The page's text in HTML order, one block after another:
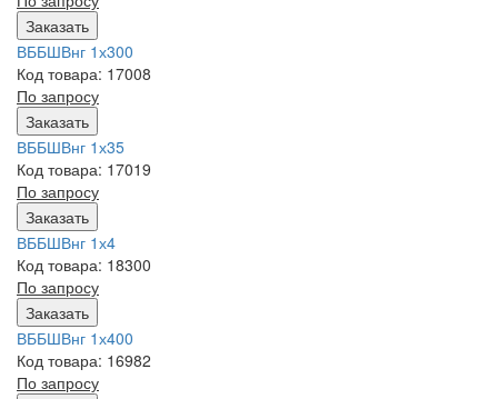
Заказать
ВББШВнг 1х300
Код товара: 17008
По запросу
Заказать
ВББШВнг 1х35
Код товара: 17019
По запросу
Заказать
ВББШВнг 1х4
Код товара: 18300
По запросу
Заказать
ВББШВнг 1х400
Код товара: 16982
По запросу